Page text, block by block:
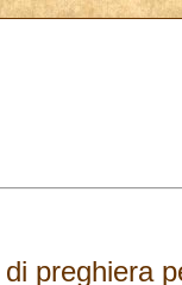
preghiera